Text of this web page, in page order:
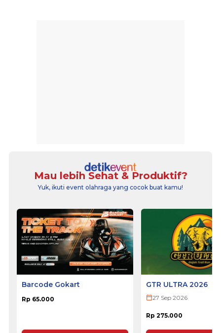
Mau lebih Sehat & Produktif?
Yuk, ikuti event olahraga yang cocok buat kamu!
Barcode Gokart
Rp 65.000
GTR ULTRA 2026
27 Sep 2026
Rp 275.000